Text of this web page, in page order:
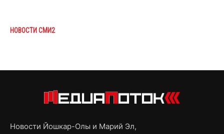
НОВОСТИ СМИ2
Новости Йошкар-Олы и Марий Эл,